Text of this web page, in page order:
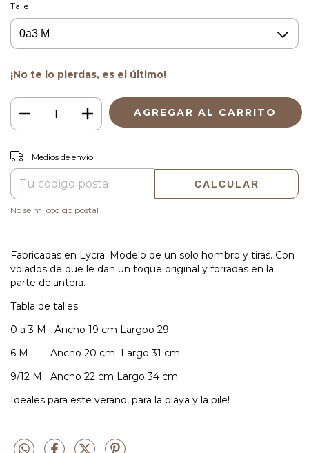
Talle
¡No te lo pierdas, es el último!
Entregas para el CP:
Medios de envío
CALCULAR
No sé mi código postal
Fabricadas en Lycra. Modelo de un solo hombro y tiras. Con
volados de que le dan un toque original y forradas en la
parte delantera.
Tabla de talles:
0 a 3 M Ancho 19 cm Largpo 29
6 M Ancho 20 cm Largo 31 cm
9/12 M Ancho 22 cm Largo 34 cm
Ideales para este verano, para la playa y la pile!